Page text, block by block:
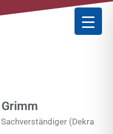
(Dekra